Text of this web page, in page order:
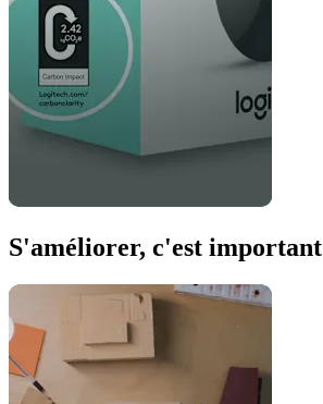
S'améliorer, c'est important